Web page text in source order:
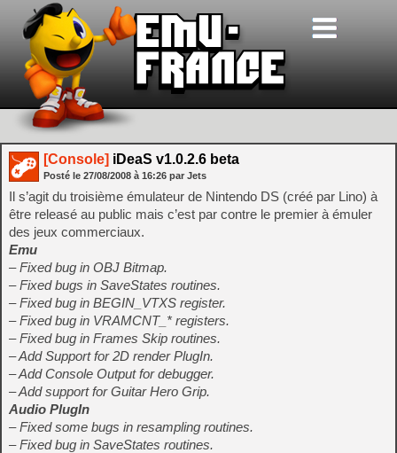
[Console] iDeaS v1.0.2.6 beta
Posté le 27/08/2008 à 16:26 par Jets
Il s’agit du troisième émulateur de Nintendo DS (créé par Lino) à
être releasé au public mais c’est par contre le premier à émuler
des jeux commerciaux.
Emu
– Fixed bug in OBJ Bitmap.
– Fixed bugs in SaveStates routines.
– Fixed bug in BEGIN_VTXS register.
– Fixed bug in VRAMCNT_* registers.
– Fixed bug in Frames Skip routines.
– Add Support for 2D render PlugIn.
– Add Console Output for debugger.
– Add support for Guitar Hero Grip.
Audio PlugIn
– Fixed some bugs in resampling routines.
– Fixed bug in SaveStates routines.